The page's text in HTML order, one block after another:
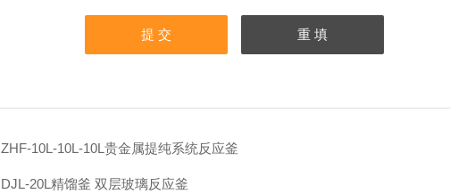
ZHF-10L-10L-10L贵金属提纯系统反应釜
DJL-20L精馏釜 双层玻璃反应釜